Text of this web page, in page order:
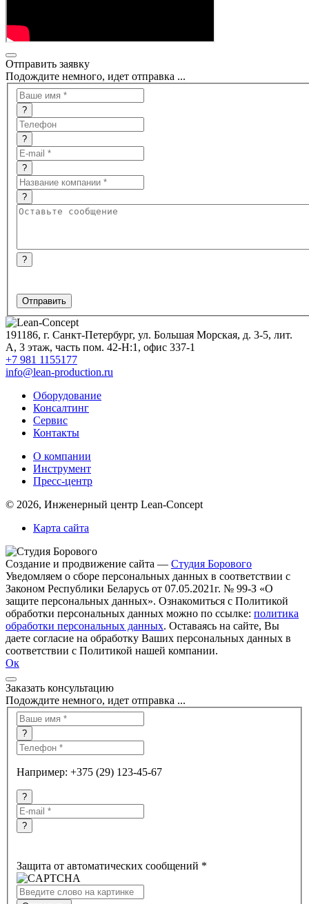
Отправить заявку
Подождите немного, идет отправка ...
?
?
?
?
?
191186, г. Санкт-Петербург, ул. Большая Морская, д. 3-5, лит.
А, 3 этаж, часть пом. 42-Н:1, офис 337-1
+7 981 1155177
info@lean-production.ru
Оборудование
Консалтинг
Сервис
Контакты
O компании
Инструмент
Пресс-центр
© 2026, Инженерный центр Lean-Concept
Карта сайта
Создание и продвижение сайта — Студия Борового
Уведомляем о сборе персональных данных в соответствии с
Законом Республики Беларусь от 07.05.2021г. № 99-З «О
защите персональных данных». Ознакомиться с Политикой
обработки персональных данных можно по ссылке: политика
обработки персональных данных. Оставаясь на сайте, Вы
даете согласие на обработку Ваших персональных данных в
соответствии с Политикой нашей компании.
Ок
Заказать консультацию
Подождите немного, идет отправка ...
?
Например: +375 (29) 123-45-67
?
?
Защита от автоматических сообщений *